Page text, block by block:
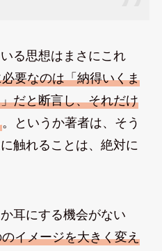
る思想はまさにこれ
要なのは「納得いくま
だと断言し、それだけ
。というか著者は、そう
触れることは、絶対に
耳にする機会がない
イメージを大きく変え